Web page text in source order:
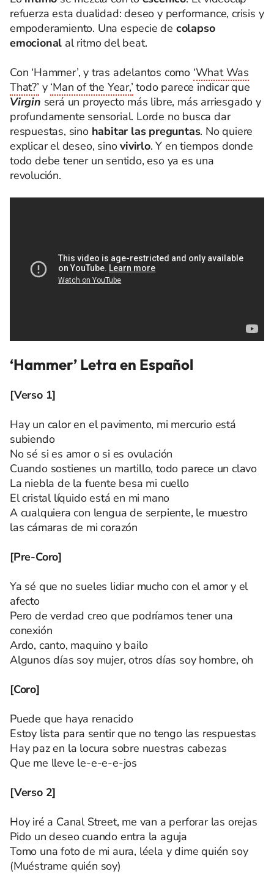
refuerza esta dualidad: deseo y performance, crisis y
empoderamiento. Una especie de colapso
emocional al ritmo del beat.
Con ‘Hammer’, y tras adelantos como ‘What Was
That?’ y ‘Man of the Year,’ todo parece indicar que
Virgin será un proyecto más libre, más arriesgado y
profundamente sensorial. Lorde no busca dar
respuestas, sino habitar las preguntas. No quiere
explicar el deseo, sinovivirlo. Y en tiempos donde
todo debe tener un sentido, eso ya es una
revolución.
‘Hammer’ Letra en Español
[Verso 1]
Hay un calor en el pavimento, mi mercurio está
subiendo
No sé si es amor o si es ovulación
Cuando sostienes un martillo, todo parece un clavo
La niebla de la fuente besa mi cuello
El cristal líquido está en mi mano
A cualquiera con lengua de serpiente, le muestro
las cámaras de mi corazón
[Pre-Coro]
Ya sé que no sueles lidiar mucho con el amor y el
afecto
Pero de verdad creo que podríamos tener una
conexión
Ardo, canto, maquino y bailo
Algunos días soy mujer, otros días soy hombre, oh
[Coro]
Puede que haya renacido
Estoy lista para sentir que no tengo las respuestas
Hay paz en la locura sobre nuestras cabezas
Que me lleve le-e-e-e-jos
[Verso 2]
Hoy iré a Canal Street, me van a perforar las orejas
Pido un deseo cuando entra la aguja
Tomo una foto de mi aura, léela y dime quién soy
(Muéstrame quién soy)